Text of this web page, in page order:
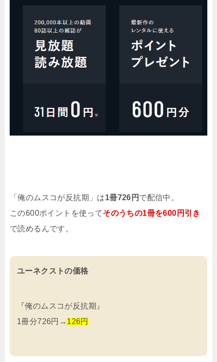
「俺のムスコが反抗期」は1冊726円 で配信中。
この600ポイントを使ってそのうちの1冊を600円引き
で読めるんです。
ユーネクストの価格
『俺のムスコが反抗期』
1冊分726円→ 126円